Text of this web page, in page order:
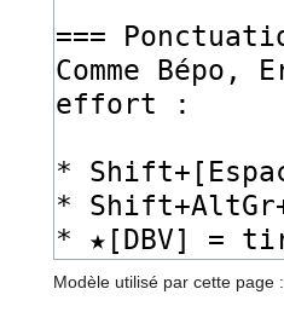
Modèle utilisé par cette page :